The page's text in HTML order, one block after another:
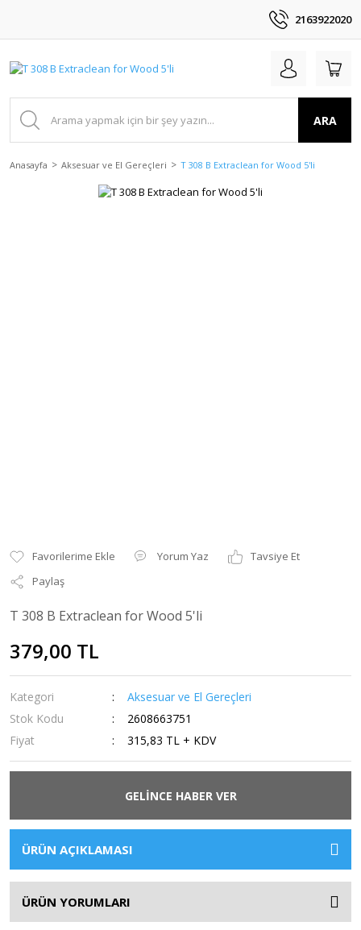
2163922020
ARA
Anasayfa Aksesuar ve El Gereçleri T 308 B Extraclean for Wood 5'li
Yorum Yaz
Tavsiye Et
Paylaş
T 308 B Extraclean for Wood 5'li
379,00 TL
Kategori
Aksesuar ve El Gereçleri
Stok Kodu
2608663751
Fiyat
315,83 TL + KDV
GELİNCE HABER VER
ÜRÜN AÇIKLAMASI
ÜRÜN YORUMLARI